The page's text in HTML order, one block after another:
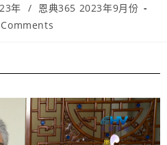
年 /
恩典365 2023年9月份